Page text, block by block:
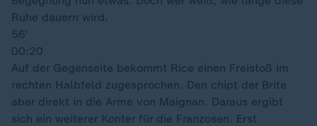
Ruhe dauern wird.
56′
00:20
Auf der Gegenseite bekommt Rice einen Freistoß im
rechten Halbfeld zugesprochen. Den chipt der Brite
aber direkt in die Arme von Maignan. Daraus ergibt
sich ein weiterer Konter für die Franzosen. Erst